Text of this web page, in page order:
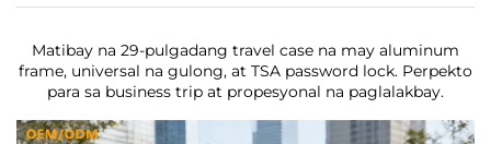
Matibay na 29-pulgadang travel case na may aluminum
frame, universal na gulong, at TSA password lock. Perpekto
para sa business trip at propesyonal na paglalakbay.